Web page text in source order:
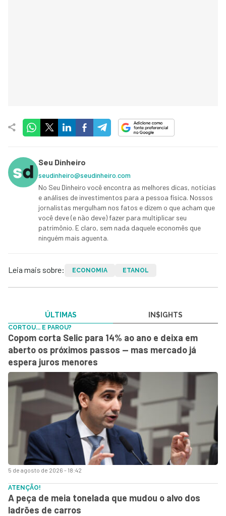
Seu Dinheiro
seudinheiro@seudinheiro.com
No Seu Dinheiro você encontra as melhores dicas, notícias
e análises de investimentos para a pessoa física. Nossos
jornalistas mergulham nos fatos e dizem o que acham que
você deve (e não deve) fazer para multiplicar seu
patrimônio. E claro, sem nada daquele economês que
ninguém mais aguenta.
Leia mais sobre: ECONOMIA ETANOL
ÚLTIMAS IN$IGHTS
5 de agosto de 2026 - 18:42
CORTOU... E PAROU?
Copom corta Selic para 14% ao ano e deixa em
aberto os próximos passos — mas mercado já
espera juros menores
ATENÇÃO!
A peça de meia tonelada que mudou o alvo dos
ladrões de carros